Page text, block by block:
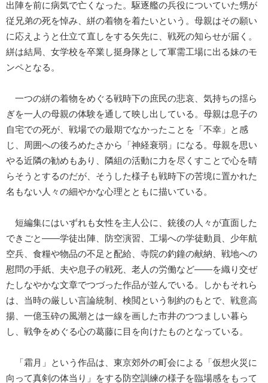
出陣を前に病気で亡くなった。駆逐艦の兵役についていた甥が
従兄弟の死を悼み、絣の着物を着たいという。母親はその願い
に応えようと仕立て直しをする矢先に、戦死の知らせが届く。
絣は結局、女学校を卒業し挺身隊として軍需工場に出る妹のモ
ンペとなる。
一つの絣の着物をめぐる戦時下の庶民の悲哀、気持ちの揺ら
ぎを一人の母親の体験を通して映し出している。母親は息子の
自宅での死が、戦場での最期でなかったことを「不幸」と感
じ、周囲への後ろめたさから「神経衰弱」になる。母親を思い
やる近隣の勧めもあり、隣組の活動に力を尽くすことで心を晴
らそうとするのだが、そうした様子も戦時下の苦境に置かれた
名もない人々の細やかな心理とともに描いている。
短編集にはいずれも女性を主人公に、銃後の人々が直面した
できごと――学徒出陣、防空演習、工場への学徒動員、少年航
空兵、食糧や物品の不足と配給、寺院の釣鐘の献納、戦地への
慰問の手紙、夫や息子の戦死、老人の労働など――を織り交ぜ
たしなやかな文章でつづった作品が並んでいる。しかもそれら
は、当時の厳しい言論統制、検閲という制約のもとで、戦意高
揚、一億玉砕の風潮とは一線を画した市井のつつましい暮ら
し、戦争をめぐる心の葛藤に目を向けたものとなっている。
「霜月」という作品は、東京郊外の町会による「仮想火災に
向って真剣の体当り」をする防空訓練の様子を臨場感をもって